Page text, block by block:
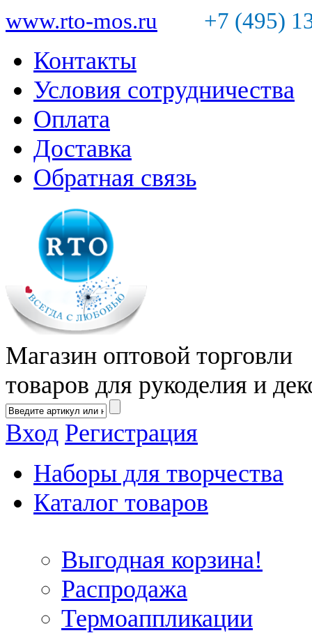
www.rto-mos.ru +7 (495)
Контакты
Условия сотрудничества
Оплата
Доставка
Обратная связь
Магазин оптовой торговли
товаров для рукоделия и
Вход Регистрация
Наборы для творчества
Каталог товаров
Выгодная корзина!
Распродажа
Термоаппликации